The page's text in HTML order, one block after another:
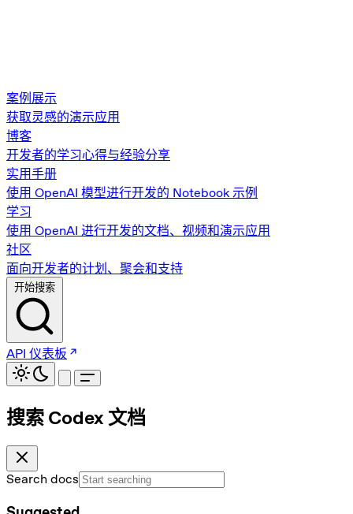
案例展示
获取灵感的演示应用
博客
开发者的学习心得与经验分享
实用手册
使用 OpenAI 模型进行开发的 Notebook 示例
学习
使用 OpenAI 进行开发的文档、视频和演示应用
社区
面向开发者的计划、聚会和支持
开始搜索
API 仪表板
搜索 Codex 文档
Search docs